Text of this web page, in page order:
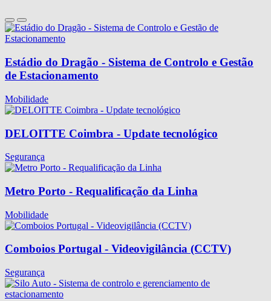
Estádio do Dragão - Sistema de Controlo e Gestão
de Estacionamento
Mobilidade
DELOITTE Coimbra - Update tecnológico
Segurança
Metro Porto - Requalificação da Linha
Mobilidade
Comboios Portugal - Videovigilância (CCTV)
Segurança